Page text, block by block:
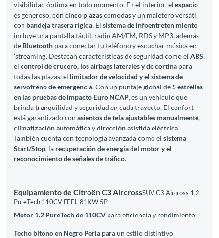
visibilidad óptima en todo momento. En el interior, el espacio
es generoso, con cinco plazascómodas y un maletero versátil
con bandeja trasera rígida. El sistema de infoentretenimiento
incluye una pantalla táctil, radio AM/FM, RDS y MP3, además
de Bluetooth para conectar tu teléfono y escuchar música en
'streaming'. Destacan características de seguridad como el ABS,
el control de crucero, los airbags laterales y de cortina para
todas las plazas, el limitador de velocidad y el sistema de
servofreno de emergencia. Con un puntaje global de5 estrellas
en las pruebas de impacto Euro NCAP, es un vehículo que
brinda tranquilidad y seguridad en cada trayecto. El confort
está garantizado con asientos de tela ajustables manualmente,
climatización automáticaydirección asistida eléctrica.
También cuenta con tecnología avanzada como el sistema
Start/Stop, la recuperación de energía del motor y el
reconocimiento de señales de tráfico.
Equipamiento de Citroën C3 AircrossSUV C3 Aircross 1.2
PureTech 110CV FEEL 81KW 5P
Motor 1.2 PureTech de 110CV para eficiencia y rendimiento
Techo bitono en Negro Perla para un estilo distintivo